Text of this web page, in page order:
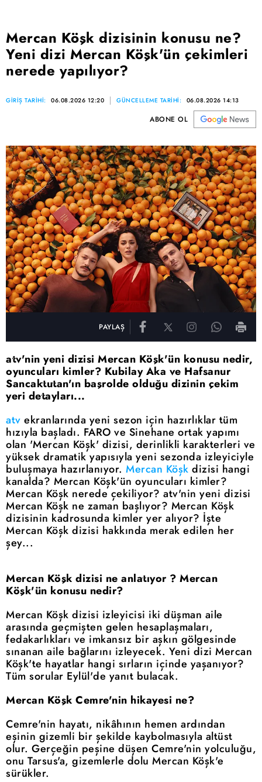
Mercan Köşk dizisinin konusu ne?
Yeni dizi Mercan Köşk'ün çekimleri
nerede yapılıyor?
GİRİŞ TARİHİ: 06.08.2026 12:20 GÜNCELLEME TARİHİ: 06.08.2026 14:13
ABONE OL
PAYLAŞ
atv'nin yeni dizisi Mercan Köşk'ün konusu nedir,
oyuncuları kimler? Kubilay Aka ve Hafsanur
Sancaktutan'ın başrolde olduğu dizinin çekim
yeri detayları...
atv ekranlarında yeni sezon için hazırlıklar tüm
hızıyla başladı. FARO ve Sinehane ortak yapımı
olan 'Mercan Köşk' dizisi, derinlikli karakterleri ve
yüksek dramatik yapısıyla yeni sezonda izleyiciyle
buluşmaya hazırlanıyor. Mercan Köşk dizisi hangi
kanalda? Mercan Köşk'ün oyuncuları kimler?
Mercan Köşk nerede çekiliyor? atv'nin yeni dizisi
Mercan Köşk ne zaman başlıyor? Mercan Köşk
dizisinin kadrosunda kimler yer alıyor? İşte
Mercan Köşk dizisi hakkında merak edilen her
şey...
Mercan Köşk dizisi ne anlatıyor ? Mercan
Köşk'ün konusu nedir?
Mercan Köşk dizisi izleyicisi iki düşman aile
arasında geçmişten gelen hesaplaşmaları,
fedakarlıkları ve imkansız bir aşkın gölgesinde
sınanan aile bağlarını izleyecek. Yeni dizi Mercan
Köşk'te hayatlar hangi sırların içinde yaşanıyor?
Tüm sorular Eylül'de yanıt bulacak.
Mercan Köşk Cemre'nin hikayesi ne?
Cemre'nin hayatı, nikâhının hemen ardından
eşinin gizemli bir şekilde kaybolmasıyla altüst
olur. Gerçeğin peşine düşen Cemre'nin yolculuğu,
onu Tarsus'a, gizemlerle dolu Mercan Köşk'e
sürükler.